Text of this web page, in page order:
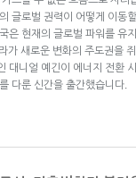
글로벌 권력이 어떻게 이동
은 현재의 글로벌 파워를 유
가 새로운 변화의 주도권을
대니얼 예긴이 에너지 전환
다룬 신간을 출간했습니다.